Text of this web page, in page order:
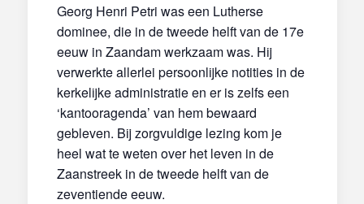
Georg Henri Petri was een Lutherse
dominee, die in de tweede helft van de 17e
eeuw in Zaandam werkzaam was. Hij
verwerkte allerlei persoonlijke notities in de
kerkelijke administratie en er is zelfs een
‘kantooragenda’ van hem bewaard
gebleven. Bij zorgvuldige lezing kom je
heel wat te weten over het leven in de
Zaanstreek in de tweede helft van de
zeventiende eeuw.